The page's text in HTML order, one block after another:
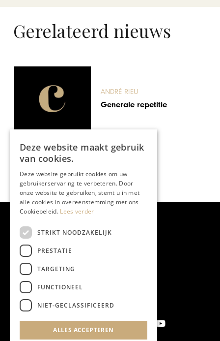
Gerelateerd nieuws
ANDRÉ RIEU
Generale repetitie
Deze website maakt gebruik
van cookies.
Deze website gebruikt cookies om uw
gebruikerservaring te verbeteren. Door
onze website te gebruiken, stemt u in met
alle cookies in overeenstemming met ons
Cookiebeleid. Lees verder
STRIKT NOODZAKELIJK
PRESTATIE
TARGETING
FUNCTIONEEL
NIET-GECLASSIFICEERD
ALLES ACCEPTEREN